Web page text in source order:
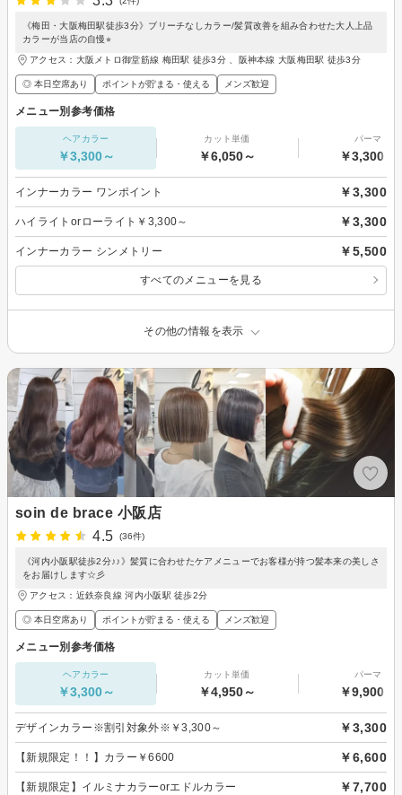
《梅田・大阪梅田駅徒歩3分》ブリーチなしカラー/髪質改善を組み合わせた大人上品
カラーが当店の自慢⭐︎
アクセス：大阪メトロ御堂筋線 梅田駅 徒歩3分 、阪神本線 大阪梅田駅 徒歩3分
◎ 本日空席あり ポイントが貯まる・使える メンズ歓迎
メニュー別参考価格
ヘアカラー
￥3,300～
カット単価
￥6,050～
パーマ
￥3,300～
インナーカラー ワンポイント ￥3,300
ハイライトorローライト￥3,300～ ￥3,300
インナーカラー シンメトリー ￥5,500
すべてのメニューを見る
その他の情報を表示
soin de brace 小阪店
4.5
(36件)
《河内小阪駅徒歩2分♪♪》髪質に合わせたケアメニューでお客様が持つ髪本来の美しさ
をお届けします☆彡
アクセス：近鉄奈良線 河内小阪駅 徒歩2分
◎ 本日空席あり ポイントが貯まる・使える メンズ歓迎
メニュー別参考価格
ヘアカラー
￥3,300～
カット単価
￥4,950～
パーマ
￥9,900～
デザインカラー※割引対象外※￥3,300～ ￥3,300
【新規限定！！】カラー￥6600 ￥6,600
【新規限定】イルミナカラーorエドルカラー ￥7,700